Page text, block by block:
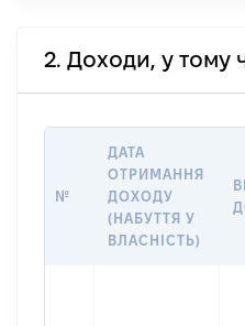
2. Доходи, у тому
№
ДАТА
ОТРИМАННЯ
ДОХОДУ
(НАБУТТЯ У
ВЛАСНІСТЬ)